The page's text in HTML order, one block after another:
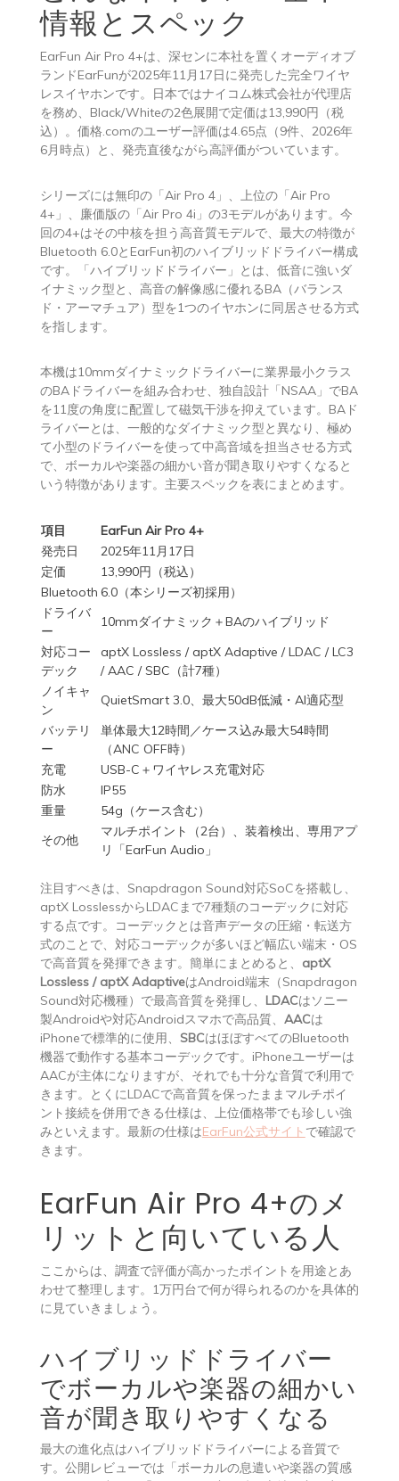
情報とスペック
EarFun Air Pro 4+は、深センに本社を置くオーディオブ
ランドEarFunが2025年11月17日に発売した完全ワイヤ
レスイヤホンです。日本ではナイコム株式会社が代理店
を務め、Black/Whiteの2色展開で定価は13,990円（税
込）。価格.comのユーザー評価は4.65点（9件、2026年
6月時点）と、発売直後ながら高評価がついています。
シリーズには無印の「Air Pro 4」、上位の「Air Pro
4+」、廉価版の「Air Pro 4i」の3モデルがあります。今
回の4+はその中核を担う高音質モデルで、最大の特徴が
Bluetooth 6.0とEarFun初のハイブリッドドライバー構成
です。「ハイブリッドドライバー」とは、低音に強いダ
イナミック型と、高音の解像感に優れるBA（バランス
ド・アーマチュア）型を1つのイヤホンに同居させる方式
を指します。
本機は10mmダイナミックドライバーに業界最小クラス
のBAドライバーを組み合わせ、独自設計「NSAA」でBA
を11度の角度に配置して磁気干渉を抑えています。BAド
ライバーとは、一般的なダイナミック型と異なり、極め
て小型のドライバーを使って中高音域を担当させる方式
で、ボーカルや楽器の細かい音が聞き取りやすくなると
いう特徴があります。主要スペックを表にまとめます。
項目
EarFun Air Pro 4+
発売日
2025年11月17日
定価
13,990円（税込）
Bluetooth 6.0（本シリーズ初採用）
ドライバ
ー
10mmダイナミック＋BAのハイブリッド
対応コー
デック
aptX Lossless / aptX Adaptive / LDAC / LC3
/ AAC / SBC（計7種）
ノイキャ
ン
QuietSmart 3.0、最大50dB低減・AI適応型
バッテリ
ー
単体最大12時間／ケース込み最大54時間
（ANC OFF時）
充電
USB-C＋ワイヤレス充電対応
防水
IP55
重量
54g（ケース含む）
その他
マルチポイント（2台）、装着検出、専用アプ
リ「EarFun Audio」
注目すべきは、Snapdragon Sound対応SoCを搭載し、
aptX LosslessからLDACまで7種類のコーデックに対応
する点です。コーデックとは音声データの圧縮・転送方
式のことで、対応コーデックが多いほど幅広い端末・OS
で高音質を発揮できます。簡単にまとめると、 aptX
Lossless / aptX AdaptiveはAndroid端末（Snapdragon
Sound対応機種）で最高音質を発揮し、 LDACはソニー
製Androidや対応Androidスマホで高品質、 AACは
iPhoneで標準的に使用、 SBCはほぼすべてのBluetooth
機器で動作する基本コーデックです。iPhoneユーザーは
AACが主体になりますが、それでも十分な音質で利用で
きます。とくにLDACで高音質を保ったままマルチポイ
ント接続を併用できる仕様は、上位価格帯でも珍しい強
みといえます。最新の仕様はEarFun公式サイト で確認で
きます。
EarFun Air Pro 4+のメ
リットと向いている人
ここからは、調査で評価が高かったポイントを用途とあ
わせて整理します。1万円台で何が得られるのかを具体的
に見ていきましょう。
ハイブリッドドライバー
でボーカルや楽器の細かい
音が聞き取りやすくなる
最大の進化点はハイブリッドドライバーによる音質で
す。公開レビューでは「ボーカルの息遣いや楽器の質感